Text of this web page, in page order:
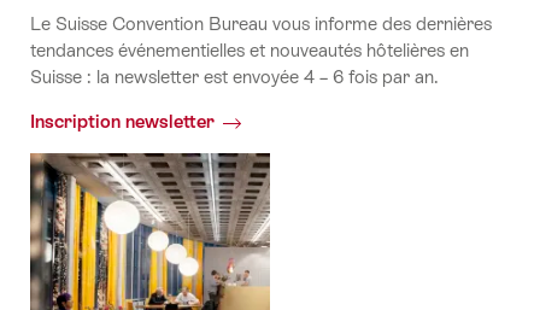
Le Suisse Convention Bureau vous informe des dernières
tendances événementielles et nouveautés hôtelières en
Suisse : la newsletter est envoyée 4 – 6 fois par an.
Inscription newsletter